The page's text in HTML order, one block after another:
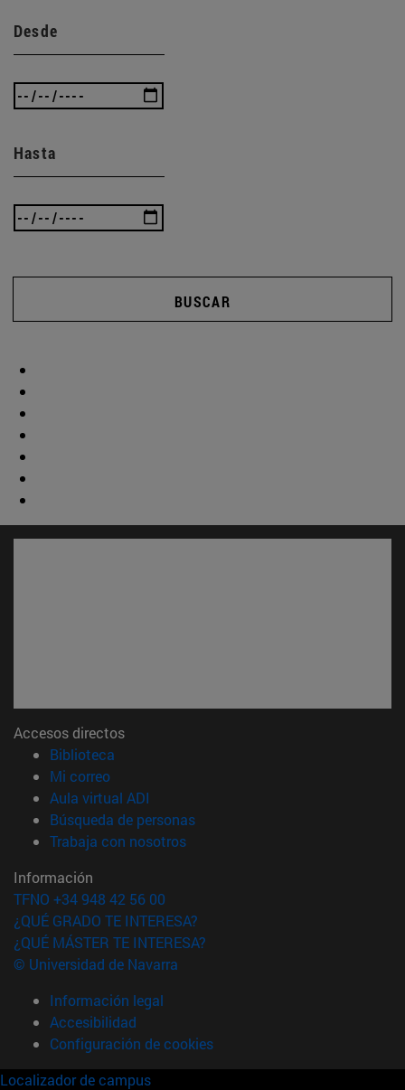
Desde
Hasta
BUSCAR
Accesos directos
Biblioteca
Mi correo(abre en nueva ventana)
Aula virtual ADI
Búsqueda de personas(abre en nueva ventana)
Trabaja con nosotros(abre en nueva ventana)
Información
TFNO +34 948 42 56 00
¿QUÉ GRADO TE INTERESA?
¿QUÉ MÁSTER TE INTERESA?
© Universidad de Navarra
Información legal
Accesibilidad
Configuración de cookies
Localizador de campus